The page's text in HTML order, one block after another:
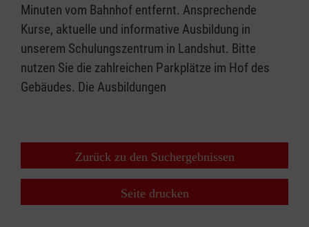
Minuten vom Bahnhof entfernt. Ansprechende
Kurse, aktuelle und informative Ausbildung in
unserem Schulungszentrum in Landshut. Bitte
nutzen Sie die zahlreichen Parkplätze im Hof des
Gebäudes. Die Ausbildungen
Zurück zu den Suchergebnissen
Seite drucken